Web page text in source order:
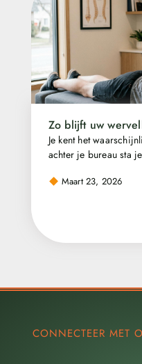
Zo blijft uw
Je kent het
achter je bureau sta
Maart 23, 2026
CONNECTEER MET